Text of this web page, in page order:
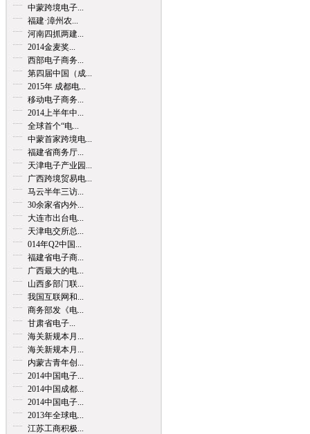
中蒙跨境电子...
福建·漳州农...
河南四抓两建...
2014金麦奖...
西部电子商务...
第四届中国（成...
2015年 成都电...
移动电子商务...
2014上半年中...
全球首个“电...
中蒙首家跨境电...
福建省商务厅...
天津电子产业园...
广西跨境贸易电...
马云半年三访...
30余家省内外...
大连市出台电...
天津电交所总...
014年Q2中国...
福建省电子商...
广西最大的电...
山西多部门联...
我国互联网和...
商务部发《电...
甘肃省电子...
海关新规本月...
海关新规本月...
内蒙古青年创...
2014中国电子...
2014中国成都...
2014中国电子...
2013年全球电...
江苏工商积极...